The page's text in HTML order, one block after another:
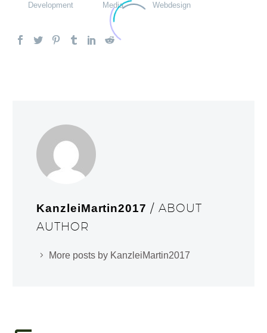
Development Media Webdesign
KanzleiMartin2017 / ABOUT
AUTHOR
More posts by KanzleiMartin2017